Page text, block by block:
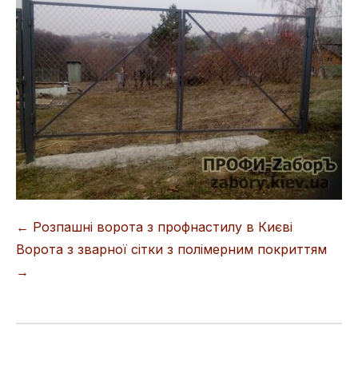
Навігація записів
← Розпашні ворота з профнастилу в Києві
Ворота з зварної сітки з полімерним покриттям
→